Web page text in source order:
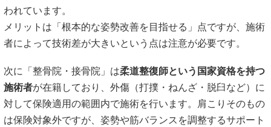
われています。
メリットは「根本的な姿勢改善を目指せる」点ですが、施術
者によって技術差が大きいという点は注意が必要です。
次に「整骨院・接骨院」は柔道整復師という国家資格を持つ
施術者が在籍しており、外傷（打撲・ねんざ・脱臼など）に
対して保険適用の範囲内で施術を行います。肩こりそのもの
は保険対象外ですが、姿勢や筋バランスを調整するサポート